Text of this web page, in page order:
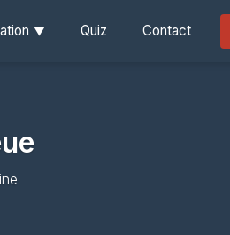
Quiz Contact